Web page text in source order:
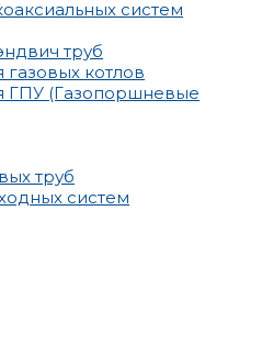
систем
труб
котлов
ГПУ (Газопоршневые
труб
систем